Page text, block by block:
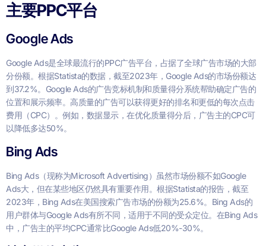
主要PPC平台
Google Ads
Google Ads是全球最流行的PPC广告平台，占据了全球广告市场的大部
分份额。根据Statista的数据，截至2023年，Google Ads的市场份额达
到37.2%。Google Ads的广告竞标机制和质量得分系统帮助确定广告的
位置和展示频率。高质量的广告可以获得更好的排名和更低的每次点击
费用（CPC）。例如，数据显示，在优化质量得分后，广告主的CPC可
以降低多达50%。
Bing Ads
Bing Ads（现称为Microsoft Advertising）虽然市场份额不如Google
Ads大，但在某些地区仍然具有重要作用。根据Statista的报告，截至
2023年，Bing Ads在美国搜索广告市场的份额为25.6%。Bing Ads的
用户群体与Google Ads有所不同，适用于不同的受众定位。在Bing Ads
中，广告主的平均CPC通常比Google Ads低20%-30%。